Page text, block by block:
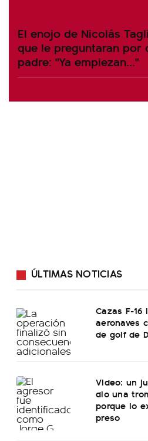
El enojo de Nicolás
que le preguntaran por
padre: "Ya empiezan..."
ÚLTIMAS NOTICIAS
Cazas F-
aeronaves
de golf de
Video: un
dio una
porque lo
preso